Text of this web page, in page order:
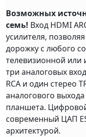
Возможных
семь! Вход HDMI
усилителя,
дорожку с любого
телевизионной или
три аналоговых
RCA и один стерео
аналогового
планшета.
современный ЦАП
архитектурой.